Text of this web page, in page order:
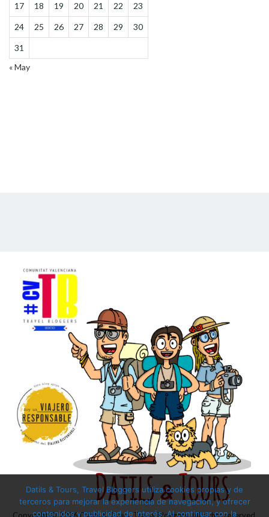
17 18 19 20 21 22 23
24 25 26 27 28 29 30
31
« May
Datils & Tours, Travel Bloggers utiliza cookies propias y de
terceros para mejorar la experiencia de navegación, y ofrecer
contenidos y publicidad de interés. Al continuar con la